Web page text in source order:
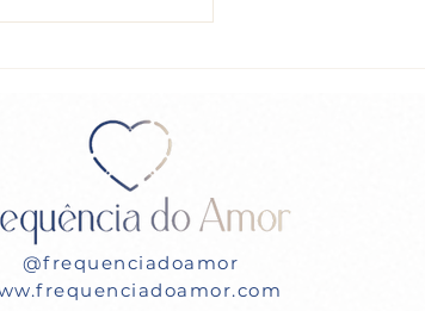
@frequenciadoamor